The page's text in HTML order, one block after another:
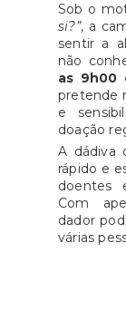
Sob o
si?”, a
sentir a
não
as 9h00
pretende
e
doação
A dádiva
rápido e
doentes
Com
dador
várias